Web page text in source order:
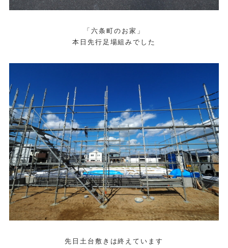
「六条町のお家」
本日先行足場組みでした
先日土台敷きは終えています